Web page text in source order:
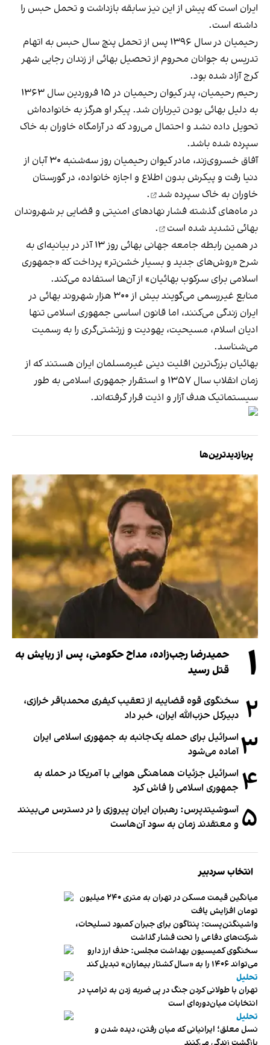
ایران است که پیش از این نیز سابقه بازداشت و تحمل حبس را
داشته است.
رحیمیان در سال ۱۳۹۶ پس از تحمل پنچ سال حبس به‌ اتهام
تدریس به جوانان محروم از تحصیل بهائی از زندان رجایی شهر
کرج آزاد شده بود.
رحیم رحیمیان، پدر کیوان رحیمیان در ۱۵ فروردین سال ۱۳۶۳
به دلیل بهائی بودن تیرباران شد. پیکر او هرگز به خانواده‌اش
تحویل داده نشد و احتمال می‌رود که در آرامگاه خاوران به خاک
سپرده شده باشد.
آفاق خسروی‌زند، مادر کیوان رحیمیان روز سه‌شنبه ۳۰ آبان از
دنیا رفت و پیکرش بدون اطلاع و اجازه خانواده، در گورستان
خاوران به خاک سپرده شد
.
در ماه‌های گذشته فشار نهادهای امنیتی و قضایی بر شهروندان
بهائی تشدید شده است
.
در همین رابطه جامعه جهانی بهائی روز ١٣ آذر در بیانیه‌ای به
شرح «روش‌های جدید و بسیار خشن‌تر» پرداخت که «جمهوری
اسلامی برای سرکوب بهائیان» از آن‌ها استفاده می‌کند.
منابع غیررسمی می‌گویند بیش از ۳۰۰ هزار شهروند بهائی در
ایران زندگی می‌کنند، اما قانون اساسی جمهوری اسلامی تنها
ادیان اسلام، مسیحیت، یهودیت و زرتشتی‌گری را به رسمیت
می‌شناسد.
بهائیان بزرگ‌ترین اقلیت دینی غیرمسلمان ایران هستند که از
زمان انقلاب سال ۱۳۵۷ و استقرار جمهوری اسلامی به طور
سیستماتیک هدف آزار و اذیت قرار گرفته‌اند.
پربازدیدترین‌ها
۱
حمیدرضا رجب‌زاده، مداح حکومتی، پس از ربایش به
قتل رسید
۲ سخنگوی قوه قضاییه از تعقیب کیفری محمدباقر خرازی،
دبیر‌کل حزب‌الله ایران، خبر داد
۳ اسرائیل برای حمله یک‌جانبه به جمهوری اسلامی ایران
آماده می‌شود
۴ اسرائیل جزئیات هماهنگی هوایی با آمریکا در حمله به
جمهوری اسلامی را فاش کرد
۵ آسوشیتدپرس: رهبران ایران پیروزی را در دسترس می‌بینند
و معتقدند زمان به سود آن‌هاست
انتخاب سردبیر
میانگین قیمت مسکن در تهران به متری ۲۴۰ میلیون
تومان افزایش یافت
واشینگتن‌پست: پنتاگون برای جبران کمبود تسلیحات،
شرکت‌های دفاعی را تحت فشار گذاشت
سخنگوی کمیسیون بهداشت مجلس: حذف ارز دارو
می‌تواند ۱۴۰۶ را به «سال کشتار بیماران» تبدیل کند
تحلیل
تهران با طولانی کردن جنگ در پی ضربه زدن به ترامپ در
انتخابات میان‌دوره‌ای است
تحلیل
نسل معلق؛ ایرانیانی که میان رفتن، دیده شدن و